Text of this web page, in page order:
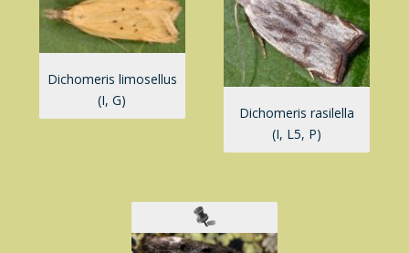
Dichomeris limosellus
(I, G)
Dichomeris rasilella
(I, L5, P)